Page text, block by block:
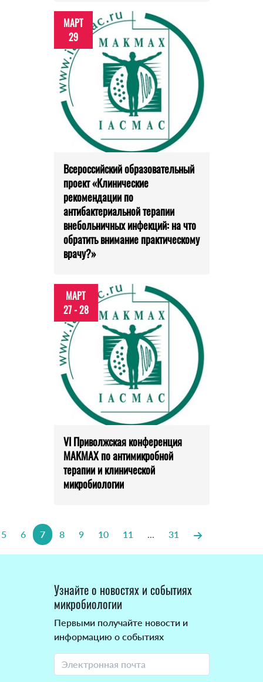
МАРТ
29
Всероссийский образовательный
проект «Клинические
рекомендации по
антибактериальной терапии
внебольничных инфекций: на что
обратить внимание практическому
врачу?»
МАРТ
27 - 28
VI Приволжская конференция
МАКМАХ по антимикробной
терапии и клинической
микробиологии
5 6 7 8 9 10 11 ... 31
Узнайте о новостях и событиях
микробиологии
Первыми получайте новости и
информацию о событиях